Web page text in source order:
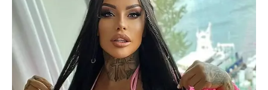
ALERTA BOGOTÁ EN GOOGLE NEWS
TEMAS RELACIONADOS
SINCELEJO BANDAS CRIMINALES